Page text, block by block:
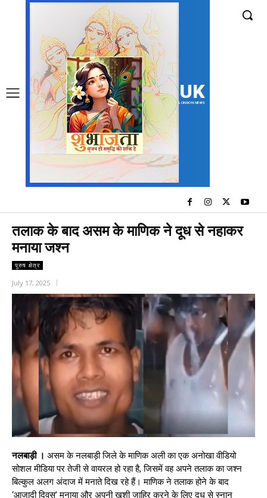
UK
LONDON NEWS
तलाक के बाद असम के माणिक ने दूध से नहाकर
मनाया जश्न
पुरुष क्षेत्र
July 17, 2025
नलबाड़ी । असम के नलबाड़ी जिले के माणिक अली का एक अनोखा वीडियो
सोशल मीडिया पर तेजी से वायरल हो रहा है, जिसमें वह अपने तलाक का जश्न
बिल्कुल अलग अंदाज में मनाते दिख रहे हैं। माणिक ने तलाक होने के बाद
‘आजादी दिवस’ मनाया और अपनी खुशी जाहिर करने के लिए दूध से स्नान